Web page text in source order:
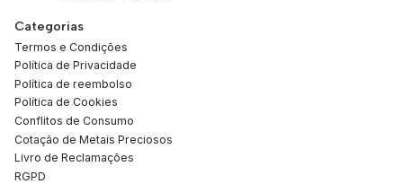
Categorias
Termos e Condições
Política de Privacidade
Política de reembolso
Política de Cookies
Conflitos de Consumo
Cotação de Metais Preciosos
Livro de Reclamações
RGPD